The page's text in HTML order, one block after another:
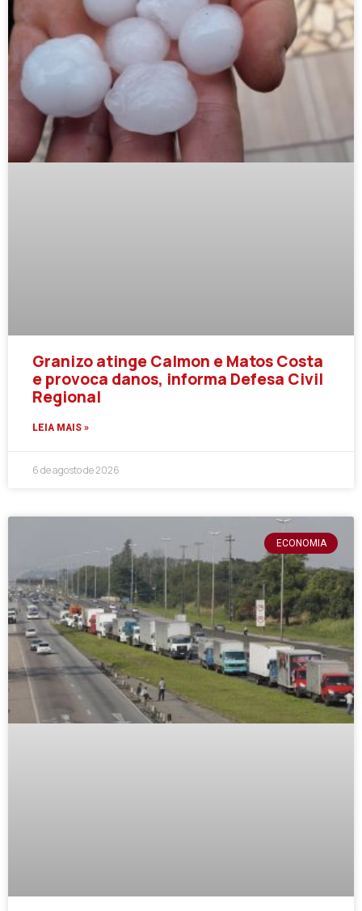
Granizo atinge Calmon e Matos Costa
e provoca danos, informa Defesa Civil
Regional
LEIA MAIS »
6 de agosto de 2026
ECONOMIA